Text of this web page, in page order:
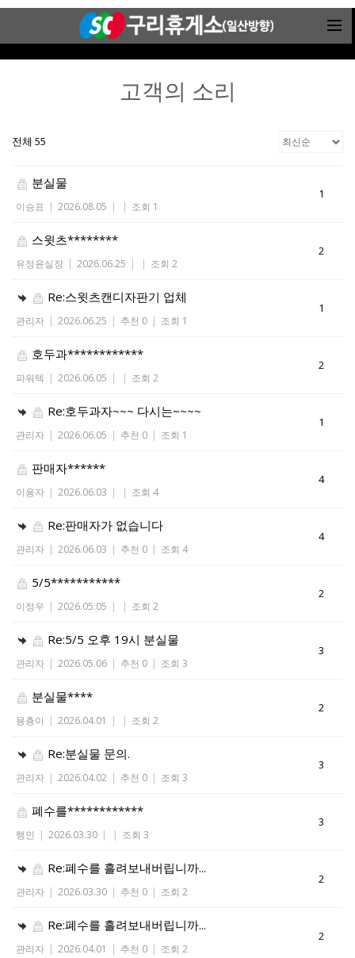
고객의 소리
전체 55
분실물
이승표 | 2026.08.05 | | 조회 1
1
스윗츠********
유정윤실장 | 2026.06.25 | | 조회 2
2
Re:스윗츠캔디자판기 업체
관리자 | 2026.06.25 | 추천 0 | 조회 1
1
호두과************
파워텍 | 2026.06.05 | | 조회 2
2
Re:호두과자~~~ 다시는~~~~
관리자 | 2026.06.05 | 추천 0 | 조회 1
1
판매자******
이용자 | 2026.06.03 | | 조회 4
4
Re:판매자가 없습니다
관리자 | 2026.06.03 | 추천 0 | 조회 4
4
5/5***********
이정우 | 2026.05.05 | | 조회 2
2
Re:5/5 오후 19시 분실물
관리자 | 2026.05.06 | 추천 0 | 조회 3
3
분실물****
묭춍이 | 2026.04.01 | | 조회 2
2
Re:분실물 문의.
관리자 | 2026.04.02 | 추천 0 | 조회 3
3
폐수를************
행인 | 2026.03.30 | | 조회 3
3
Re:폐수를 흘려보내버립니까...
관리자 | 2026.03.30 | 추천 0 | 조회 2
2
Re:폐수를 흘려보내버립니까...
관리자 | 2026.04.01 | 추천 0 | 조회 2
2